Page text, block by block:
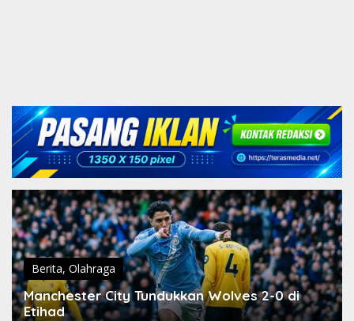
Berita, Olahraga
Manchester City Tundukkan Wolves 2-0 di
Etihad